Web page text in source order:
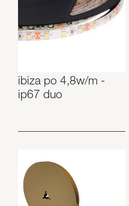
ibiza po 4,8w/m -
ip67 duo